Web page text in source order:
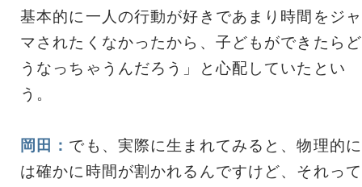
基本的に一人の行動が好きであまり時間をジャ
マされたくなかったから、子どもができたらど
うなっちゃうんだろう」と心配していたとい
う。
岡田： でも、実際に生まれてみると、物理的に
は確かに時間が割かれるんですけど、それって